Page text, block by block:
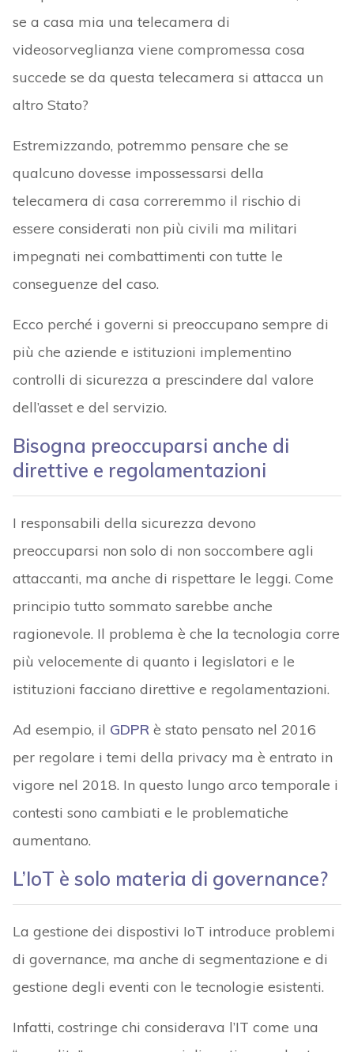
se a casa mia una telecamera di
videosorveglianza viene compromessa cosa
succede se da questa telecamera si attacca un
altro Stato?
Estremizzando, potremmo pensare che se
qualcuno dovesse impossessarsi della
telecamera di casa correremmo il rischio di
essere considerati non più civili ma militari
impegnati nei combattimenti con tutte le
conseguenze del caso.
Ecco perché i governi si preoccupano sempre di
più che aziende e istituzioni implementino
controlli di sicurezza a prescindere dal valore
dell’asset e del servizio.
Bisogna preoccuparsi anche di
direttive e regolamentazioni
I responsabili della sicurezza devono
preoccuparsi non solo di non soccombere agli
attaccanti, ma anche di rispettare le leggi. Come
principio tutto sommato sarebbe anche
ragionevole. Il problema è che la tecnologia corre
più velocemente di quanto i legislatori e le
istituzioni facciano direttive e regolamentazioni.
Ad esempio, il GDPR è stato pensato nel 2016
per regolare i temi della privacy ma è entrato in
vigore nel 2018. In questo lungo arco temporale i
contesti sono cambiati e le problematiche
aumentano.
L’IoT è solo materia di governance?
La gestione dei dispostivi IoT introduce problemi
di governance, ma anche di segmentazione e di
gestione degli eventi con le tecnologie esistenti.
Infatti, costringe chi considerava l’IT come una